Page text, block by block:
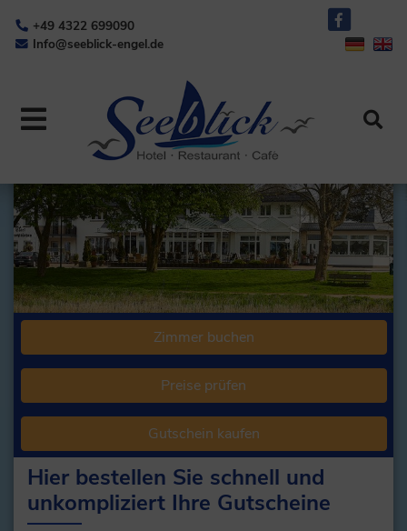
+49 4322 699090
Info@seeblick-engel.de
Zimmer buchen
Preise prüfen
Gutschein kaufen
Hier bestellen Sie schnell und
unkompliziert Ihre Gutscheine